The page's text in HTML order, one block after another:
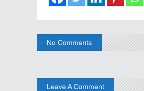
No Comments
Leave A Comment